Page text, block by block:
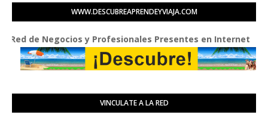
WWW.DESCUBREAPRENDEYVIAJA.COM
Negocios y Profesionales Presentes en Internet
VINCULATE A LA RED